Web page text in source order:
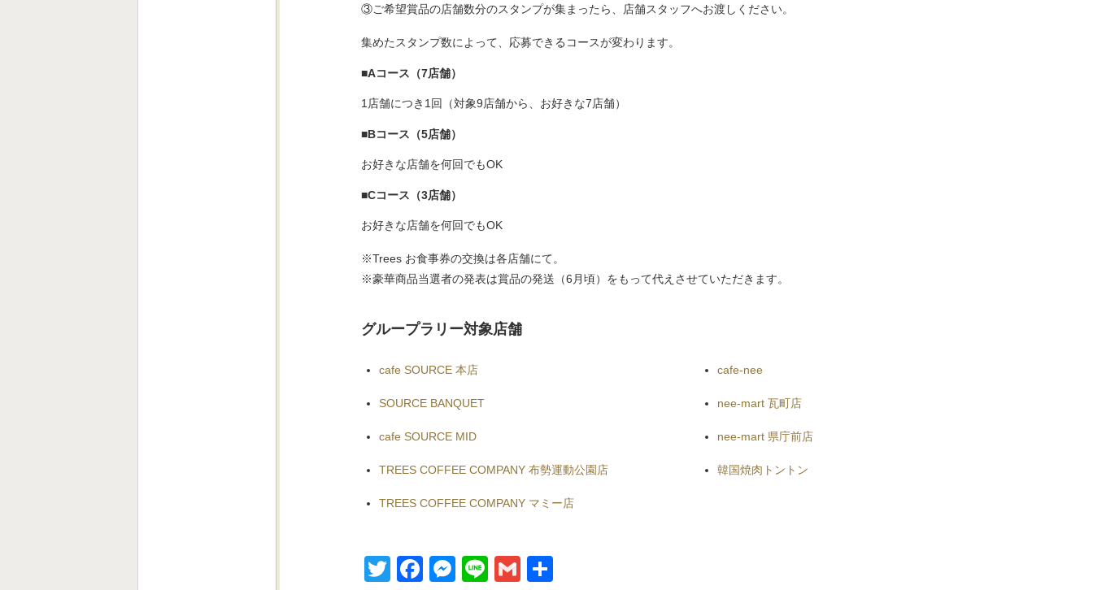
③ご希望賞品の店舗数分のスタンプが集まったら、店舗スタッフへお渡しください。
集めたスタンプ数によって、応募できるコースが変わります。
■Aコース（7店舗）
1店舗につき1回（対象9店舗から、お好きな7店舗）
■Bコース（5店舗）
お好きな店舗を何回でもOK
■Cコース（3店舗）
お好きな店舗を何回でもOK
※Trees お食事券の交換は各店舗にて。
※豪華商品当選者の発表は賞品の発送（6月頃）をもって代えさせていただきます。
グループラリー対象店舗
cafe SOURCE 本店
SOURCE BANQUET
cafe SOURCE MID
TREES COFFEE COMPANY 布勢運動公園店
TREES COFFEE COMPANY マミー店
cafe-nee
nee-mart 瓦町店
nee-mart 県庁前店
韓国焼肉トントン
Twitter
Facebook
Messenger
LineGmail